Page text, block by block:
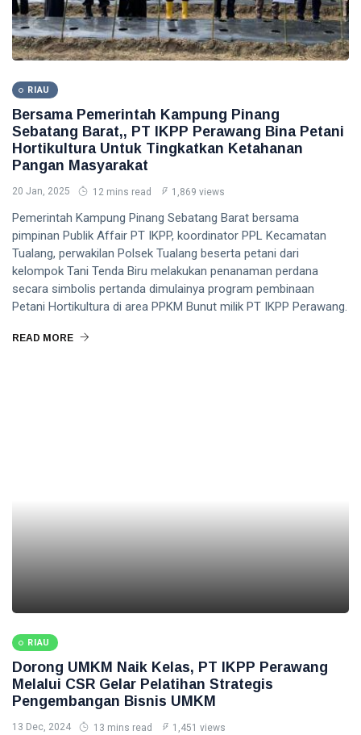
RIAU
Bersama Pemerintah Kampung Pinang
Sebatang Barat,, PT IKPP Perawang Bina Petani
Hortikultura Untuk Tingkatkan Ketahanan
Pangan Masyarakat
20 Jan, 2025 12 mins read 1,869 views
Pemerintah Kampung Pinang Sebatang Barat bersama
pimpinan Publik Affair PT IKPP, koordinator PPL Kecamatan
Tualang, perwakilan Polsek Tualang beserta petani dari
kelompok Tani Tenda Biru melakukan penanaman perdana
secara simbolis pertanda dimulainya program pembinaan
Petani Hortikultura di area PPKM Bunut milik PT IKPP Perawang.
READ MORE
RIAU
Dorong UMKM Naik Kelas, PT IKPP Perawang
Melalui CSR Gelar Pelatihan Strategis
Pengembangan Bisnis UMKM
13 Dec, 2024 13 mins read 1,451 views